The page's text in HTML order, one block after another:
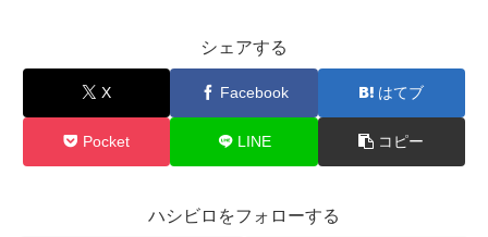
シェアする
X Facebook はてブ
Pocket LINE コピー
ハシビロをフォローする